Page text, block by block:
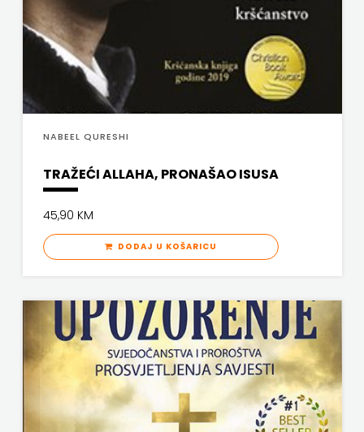
FREE
HNŽ
V.B.Z.
VERBUM
PALABRA
NABEEL QURESHI
TRAŽEĆI ALLAHA, PRONAŠAO ISUSA
45,90 KM
DODAJ U KOŠARICU